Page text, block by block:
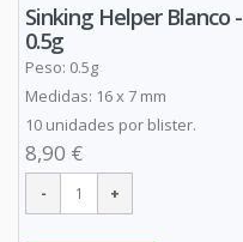
Sinking Helper Blanco -
0.5g
Peso: 0.5g
Medidas: 16 x 7 mm
10 unidades por blister.
8,90 €